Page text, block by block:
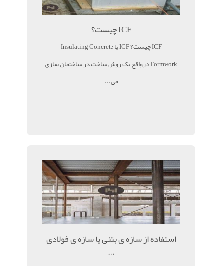
ICF چیست؟
ICF چیست؟ ICF یا Insulating Concrete
Formwork درواقع یک روش ساخت در ساختمان سازی
می ...
استفاده از سازه ی بتنی یا سازه ی فولادی
...